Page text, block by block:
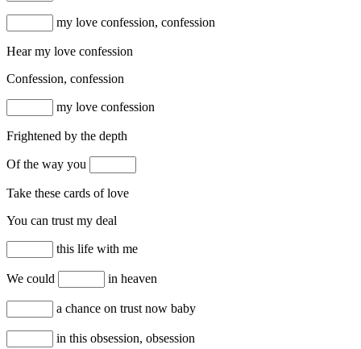
my love confession, confession
Hear my love confession
Confession, confession
my love confession
Frightened by the depth
Of the way you
Take these cards of love
You can trust my deal
this life with me
We could in heaven
a chance on trust now baby
in this obsession, obsession